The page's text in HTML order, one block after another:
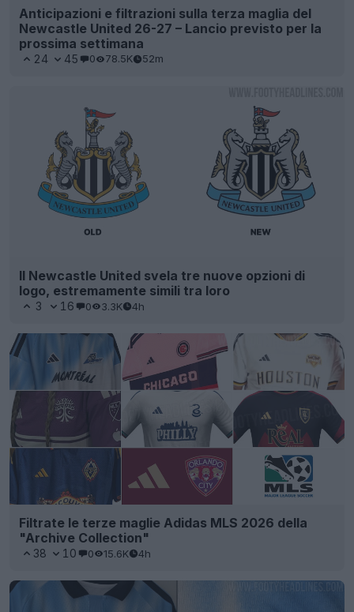
Anticipazioni e filtrazioni sulla terza maglia del
Newcastle United 26-27 – Lancio previsto per la
prossima settimana
24 45 0 78.5K 52m
Il Newcastle United svela tre nuove opzioni di
logo, estremamente simili tra loro
3 16 0 3.3K 4h
Filtrate le terze maglie Adidas MLS 2026 della
"Archive Collection"
38 10 0 15.6K 4h